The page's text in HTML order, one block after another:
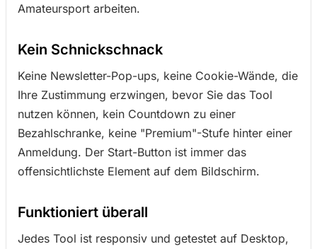
Amateursport arbeiten.
Kein Schnickschnack
Keine Newsletter-Pop-ups, keine Cookie-Wände, die
Ihre Zustimmung erzwingen, bevor Sie das Tool
nutzen können, kein Countdown zu einer
Bezahlschranke, keine "Premium"-Stufe hinter einer
Anmeldung. Der Start-Button ist immer das
offensichtlichste Element auf dem Bildschirm.
Funktioniert überall
Jedes Tool ist responsiv und getestet auf Desktop,